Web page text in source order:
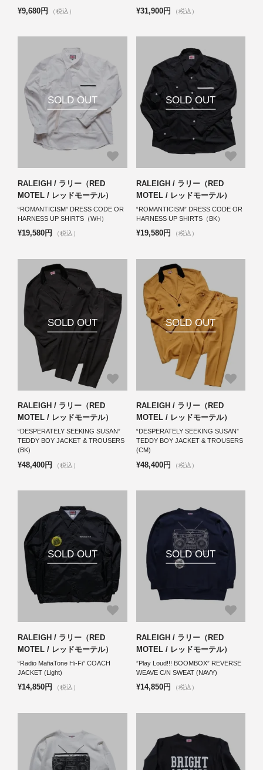
¥9,680円 （税込） ¥31,900円 （税込）
SOLD OUT
RALEIGH / ラリー（RED
MOTEL / レッドモーテル）
“ROMANTICISM” DRESS CODE OR
HARNESS UP SHIRTS（WH）
¥19,580円 （税込）
SOLD OUT
RALEIGH / ラリー（RED
MOTEL / レッドモーテル）
“ROMANTICISM” DRESS CODE OR
HARNESS UP SHIRTS（BK）
¥19,580円 （税込）
SOLD OUT
RALEIGH / ラリー（RED
MOTEL / レッドモーテル）
“DESPERATELY SEEKING SUSAN”
TEDDY BOY JACKET & TROUSERS
(BK)
¥48,400円 （税込）
SOLD OUT
RALEIGH / ラリー（RED
MOTEL / レッドモーテル）
“DESPERATELY SEEKING SUSAN”
TEDDY BOY JACKET & TROUSERS
(CM)
¥48,400円 （税込）
SOLD OUT
RALEIGH / ラリー（RED
MOTEL / レッドモーテル）
“Radio MafiaTone Hi-Fi” COACH
JACKET (Light)
¥14,850円 （税込）
SOLD OUT
RALEIGH / ラリー（RED
MOTEL / レッドモーテル）
”Play Loud!!! BOOMBOX” REVERSE
WEAVE C/N SWEAT (NAVY)
¥14,850円 （税込）